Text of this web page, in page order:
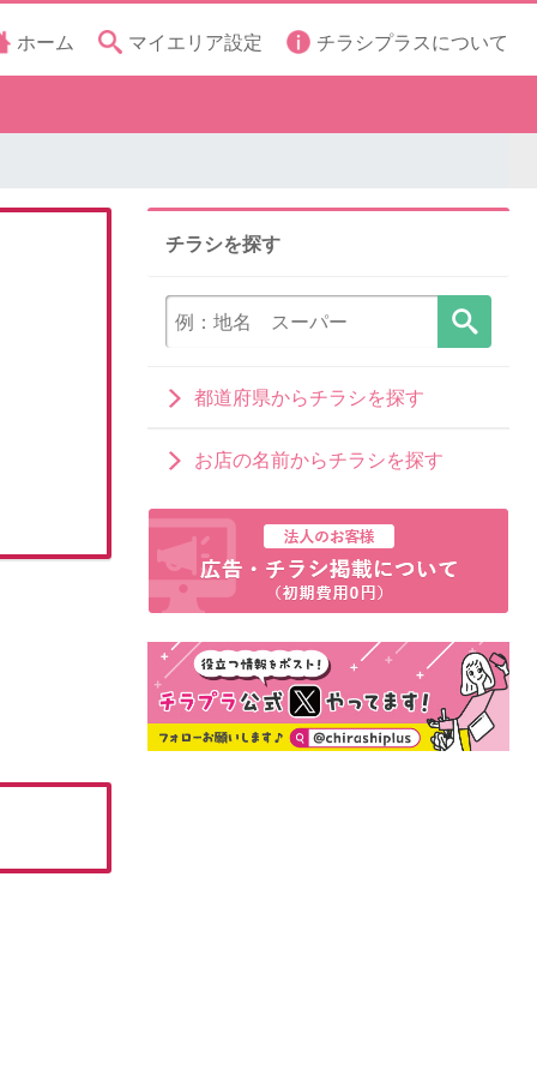
ホーム マイエリア設定 チラシプラスについて
チラシを探す
都道府県からチラシを探す
お店の名前からチラシを探す